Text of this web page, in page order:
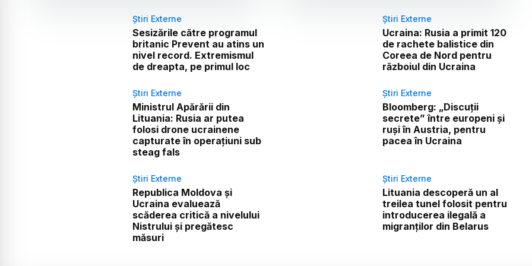
Știri Externe
Sesizările către programul
britanic Prevent au atins un
nivel record. Extremismul
de dreapta, pe primul loc
Știri Externe
Ucraina: Rusia a primit 120
de rachete balistice din
Coreea de Nord pentru
războiul din Ucraina
Știri Externe
Ministrul Apărării din
Lituania: Rusia ar putea
folosi drone ucrainene
capturate în operațiuni sub
steag fals
Știri Externe
Bloomberg: „Discuții
secrete” între europeni și
ruși în Austria, pentru
pacea în Ucraina
Știri Externe
Republica Moldova și
Ucraina evaluează
scăderea critică a nivelului
Nistrului și pregătesc
măsuri
Știri Externe
Lituania descoperă un al
treilea tunel folosit pentru
introducerea ilegală a
migranților din Belarus